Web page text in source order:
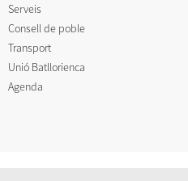
Serveis
Consell de poble
Transport
Unió Batllorienca
Agenda